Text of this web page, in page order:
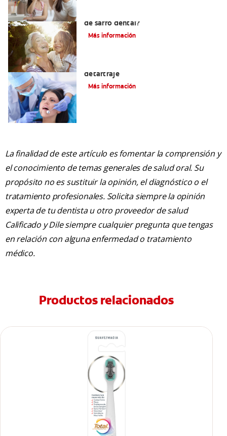
de sarro dental?
Más información
detartraje
Más información
La finalidad de este artículo es fomentar la comprensión y
el conocimiento de temas generales de salud oral. Su
propósito no es sustituir la opinión, el diagnóstico o el
tratamiento profesionales. Solicita siempre la opinión
experta de tu dentista u otro proveedor de salud
Calificado y Dile siempre cualquier pregunta que tengas
en relación con alguna enfermedad o tratamiento
médico.
Productos relacionados